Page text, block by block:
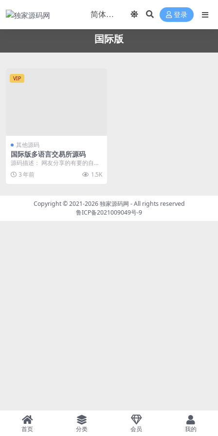
登录
国际版
VIP
其他源码
国际版多语言交易所源码
源码描述： 网友分享的有要的自己
下载玩，没测试 源码截图：
3 年前 1.5K
Copyright © 2021-2026独家源码网 - All rights reserved
鲁ICP备2021009049号-9
首页 分类 会员 我的